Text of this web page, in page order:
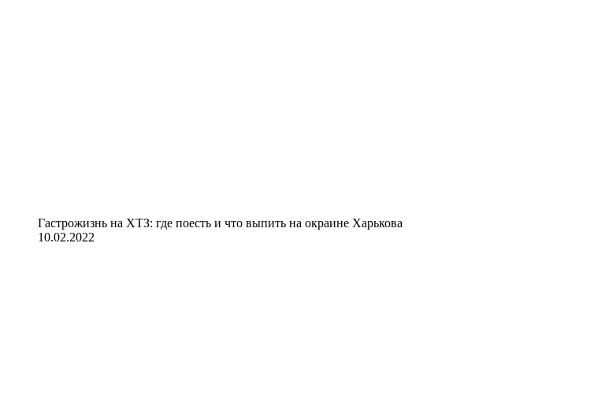
Гастрожизнь на ХТЗ: где поесть и что выпить на окраине Харькова
10.02.2022